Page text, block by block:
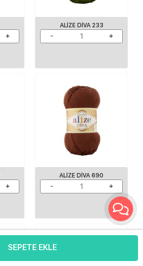
SEPETE EKLE
ALIZE DIVA 233
ALIZE DIVA 690